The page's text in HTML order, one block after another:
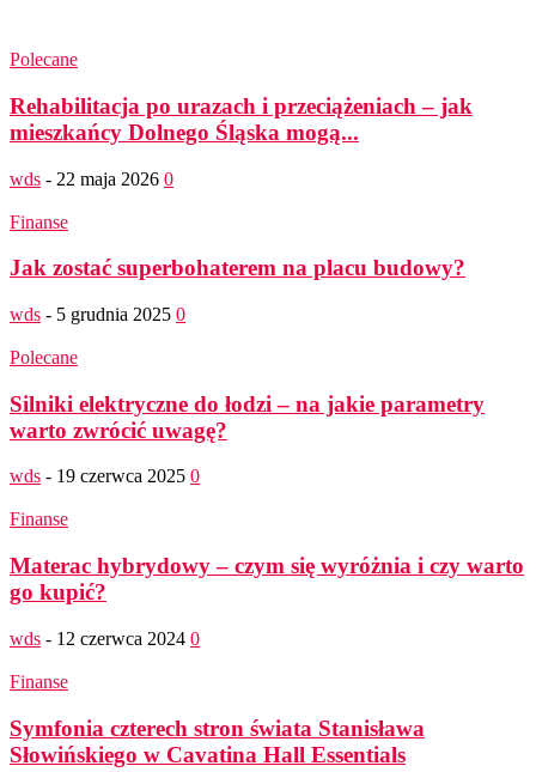
Polecane
Rehabilitacja po urazach i przeciążeniach – jak
mieszkańcy Dolnego Śląska mogą...
wds - 22 maja 2026 0
Finanse
Jak zostać superbohaterem na placu budowy?
wds - 5 grudnia 2025 0
Polecane
Silniki elektryczne do łodzi – na jakie parametry
warto zwrócić uwagę?
wds - 19 czerwca 2025 0
Finanse
Materac hybrydowy – czym się wyróżnia i czy warto
go kupić?
wds - 12 czerwca 2024 0
Finanse
Symfonia czterech stron świata Stanisława
Słowińskiego w Cavatina Hall Essentials